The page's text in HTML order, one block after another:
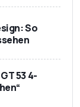
So
53 4-